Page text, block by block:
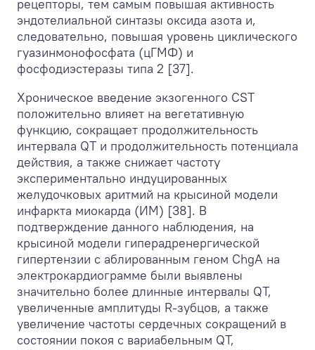
рецепторы, тем самым повышая активность
эндотелиальной синтазы оксида азота и,
следовательно, повышая уровень циклического
гуазинмонофосфата (цГМФ) и
фосфодиэстеразы типа 2 [37].
Хроническое введение экзогенного CST
положительно влияет на вегетативную
функцию, сокращает продолжительность
интервала QT и продолжительность потенциала
действия, а также снижает частоту
экспериментально индуцированных
желудочковых аритмий на крысиной модели
инфаркта миокарда (ИМ) [38]. В
подтверждение данного наблюдения, на
крысиной модели гиперадренергической
гипертензии с аблированным геном ChgA на
электрокардиограмме были выявлены
значительно более длинные интервалы QT,
увеличенные амплитуды R-зубцов, а также
увеличение частоты сердечных сокращений в
состоянии покоя с вариабельным QT,